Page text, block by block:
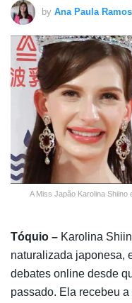
by Ana Paula Ramos
A Miss Japão Karolina
Tóquio – Karolina
naturalizada japonesa,
debates online desde
passado. Ela recebeu